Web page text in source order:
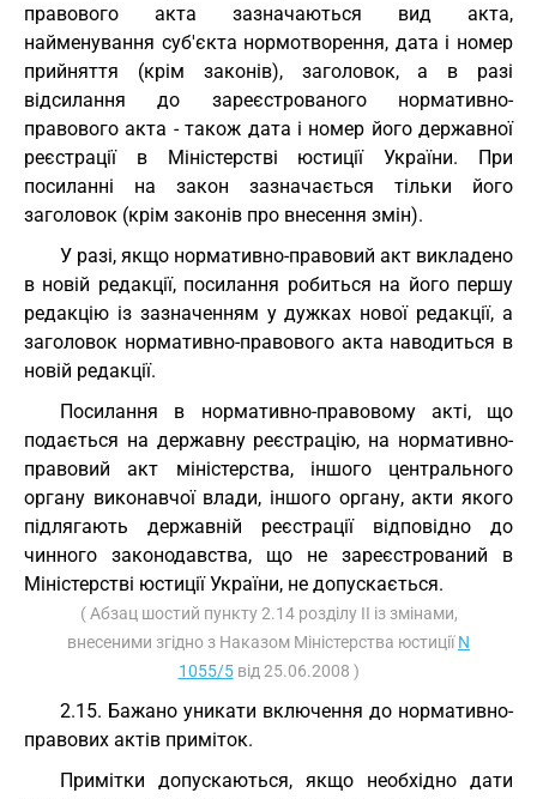
правового акта зазначаються вид акта,
найменування суб'єкта нормотворення, дата і номер
прийняття (крім законів), заголовок, а в разі
відсилання до зареєстрованого нормативно-
правового акта - також дата і номер його державної
реєстрації в Міністерстві юстиції України. При
посиланні на закон зазначається тільки його
заголовок (крім законів про внесення змін).
У разі, якщо нормативно-правовий акт викладено
в новій редакції, посилання робиться на його першу
редакцію із зазначенням у дужках нової редакції, а
заголовок нормативно-правового акта наводиться в
новій редакції.
Посилання в нормативно-правовому акті, що
подається на державну реєстрацію, на нормативно-
правовий акт міністерства, іншого центрального
органу виконавчої влади, іншого органу, акти якого
підлягають державній реєстрації відповідно до
чинного законодавства, що не зареєстрований в
Міністерстві юстиції України, не допускається.
( Абзац шостий пункту 2.14 розділу II із змінами,
внесеними згідно з Наказом Міністерства юстиціїN
1055/5від 25.06.2008 )
2.15. Бажано уникати включення до нормативно-
правових актів приміток.
Примітки допускаються, якщо необхідно дати